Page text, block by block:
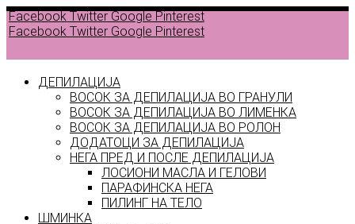
Facebook Twitter Google Pinterest
Facebook Twitter Google Pinterest
ДЕПИЛАЦИЈА
ВОСОК ЗА ДЕПИЛАЦИЈА ВО ГРАНУЛИ
ВОСОК ЗА ДЕПИЛАЦИЈА ВО ЛИМЕНКА
ВОСОК ЗА ДЕПИЛАЦИЈА ВО РОЛОН
ДОДАТОЦИ ЗА ДЕПИЛАЦИЈА
НЕГА ПРЕД И ПОСЛЕ ДЕПИЛАЦИЈА
ЛОСИОНИ МАСЛА И ГЕЛОВИ
ПАРАФИНСКА НЕГА
ПИЛИНГ НА ТЕЛО
ШМИНКА
products
MY